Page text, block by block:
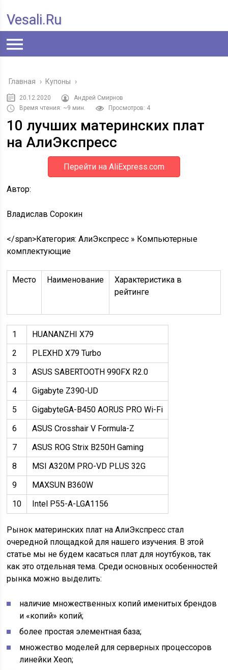
Vesali.ru
Главная › Купоны ›
20.12.2020
Андрей Смирнов
Время чтения: ~9 мин.
Просмотров: 4
10 лучших материнских плат
на АлиЭкспресс
Перейти на AliExpress.com
Автор:
Владислав Сорокин
</span>Категория: АлиЭкспресс » Компьютерные
комплектующие
Место Наименование
Характеристика в
рейтинге
1
HUANANZHI X79
2
PLEXHD X79 Turbo
3
ASUS SABERTOOTH 990FX R2.0
4
Gigabyte Z390-UD
5
GigabyteGA-B450 AORUS PRO Wi-Fi
6
ASUS Crosshair V Formula-Z
7
ASUS ROG Strix B250H Gaming
8
MSI A320M PRO-VD PLUS 32G
9
MAXSUN B360W
10
Intel P55-A-LGA1156
Рынок материнских плат на АлиЭкспресс стал
очередной площадкой для нашего изучения. В этой
статье мы не будем касаться плат для ноутбуков, так
как это отдельная тема. Среди основных особенностей
рынка можно выделить:
наличие множественных копий именитых брендов
и «копий» копий;
более простая элементная база;
множество моделей для серверных процессоров
линейки Xeon;